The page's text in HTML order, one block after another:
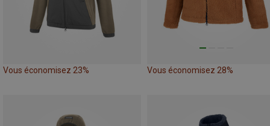
Vous économisez 23% Vous économisez 28%